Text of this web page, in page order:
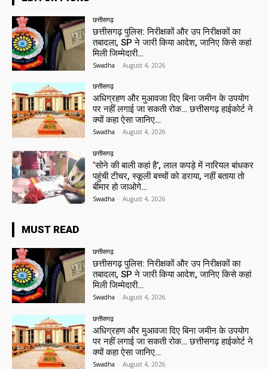
छत्तीसगढ़
छत्तीसगढ़ पुलिस: निरीक्षकों और उप निरीक्षकों का
तबादला, SP ने जारी किया आदेश, जानिए किसे कहां
मिली जिम्मेदारी…
Swadha - August 4, 2026
छत्तीसगढ़
अधिग्रहण और मुआवजा दिए बिना जमीन के उपयोग
पर नहीं लगाई जा सकती रोक… छत्तीसगढ़ हाईकोर्ट ने
क्यों कहा ऐसा जानिए…
Swadha - August 4, 2026
छत्तीसगढ़
‘सोने की बाली कहां है’, लाल कपड़े में नारियल बांधकर
पहुंची टीचर, स्कूली बच्चों को डराया, नहीं बताया तो
बीमार हो जाओगे…
Swadha - August 4, 2026
MUST READ
छत्तीसगढ़
छत्तीसगढ़ पुलिस: निरीक्षकों और उप निरीक्षकों का
तबादला, SP ने जारी किया आदेश, जानिए किसे कहां
मिली जिम्मेदारी…
Swadha - August 4, 2026
छत्तीसगढ़
अधिग्रहण और मुआवजा दिए बिना जमीन के उपयोग
पर नहीं लगाई जा सकती रोक… छत्तीसगढ़ हाईकोर्ट ने
क्यों कहा ऐसा जानिए…
Swadha - August 4, 2026